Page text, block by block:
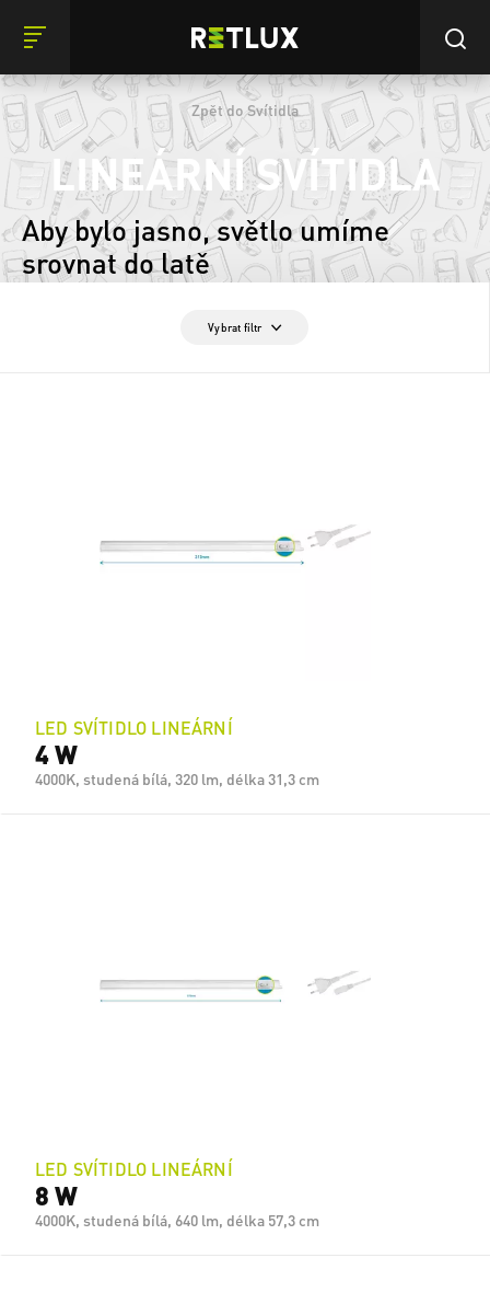
Zpět do Svítidla
LINEÁRNÍ SVÍTIDLA
Aby bylo jasno, světlo umíme
srovnat do latě
Vybrat filtr
LED SVÍTIDLO LINEÁRNÍ
4 W
4000K, studená bílá, 320 lm, délka 31,3 cm
LED SVÍTIDLO LINEÁRNÍ
8 W
4000K, studená bílá, 640 lm, délka 57,3 cm